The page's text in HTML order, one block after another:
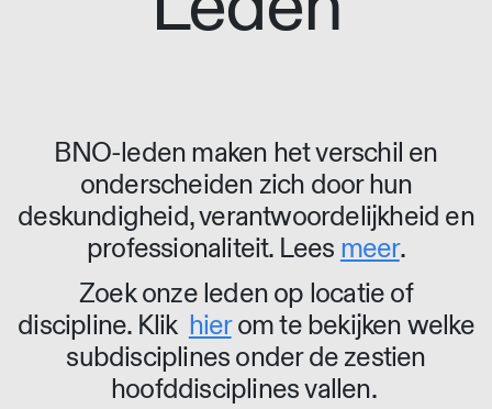
BNO-leden maken het verschil en
onderscheiden zich door hun
deskundigheid, verantwoordelijkheid en
professionaliteit. Lees meer.
Zoek onze leden op locatie of
discipline. Klik hierom te bekijken welke
subdisciplines onder de zestien
hoofddisciplines vallen.